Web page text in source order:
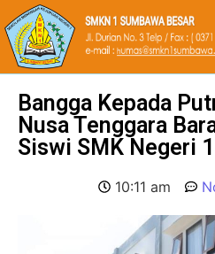
Bangga Kepada
Nusa Tenggara
Siswi SMK Negeri
10:11 am